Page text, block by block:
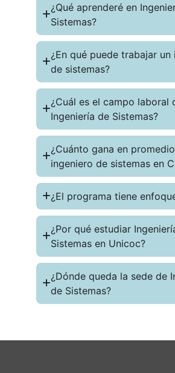
¿Qué aprenderé en
Sistemas?
¿En qué puede trabajar un
de sistemas?
¿Cuál es el campo laboral
Ingeniería de Sistemas?
¿Cuánto gana en
ingeniero de sistemas en
¿El programa tiene
¿Por qué estudiar
Sistemas en Unicoc?
¿Dónde queda la sede de
de Sistemas?